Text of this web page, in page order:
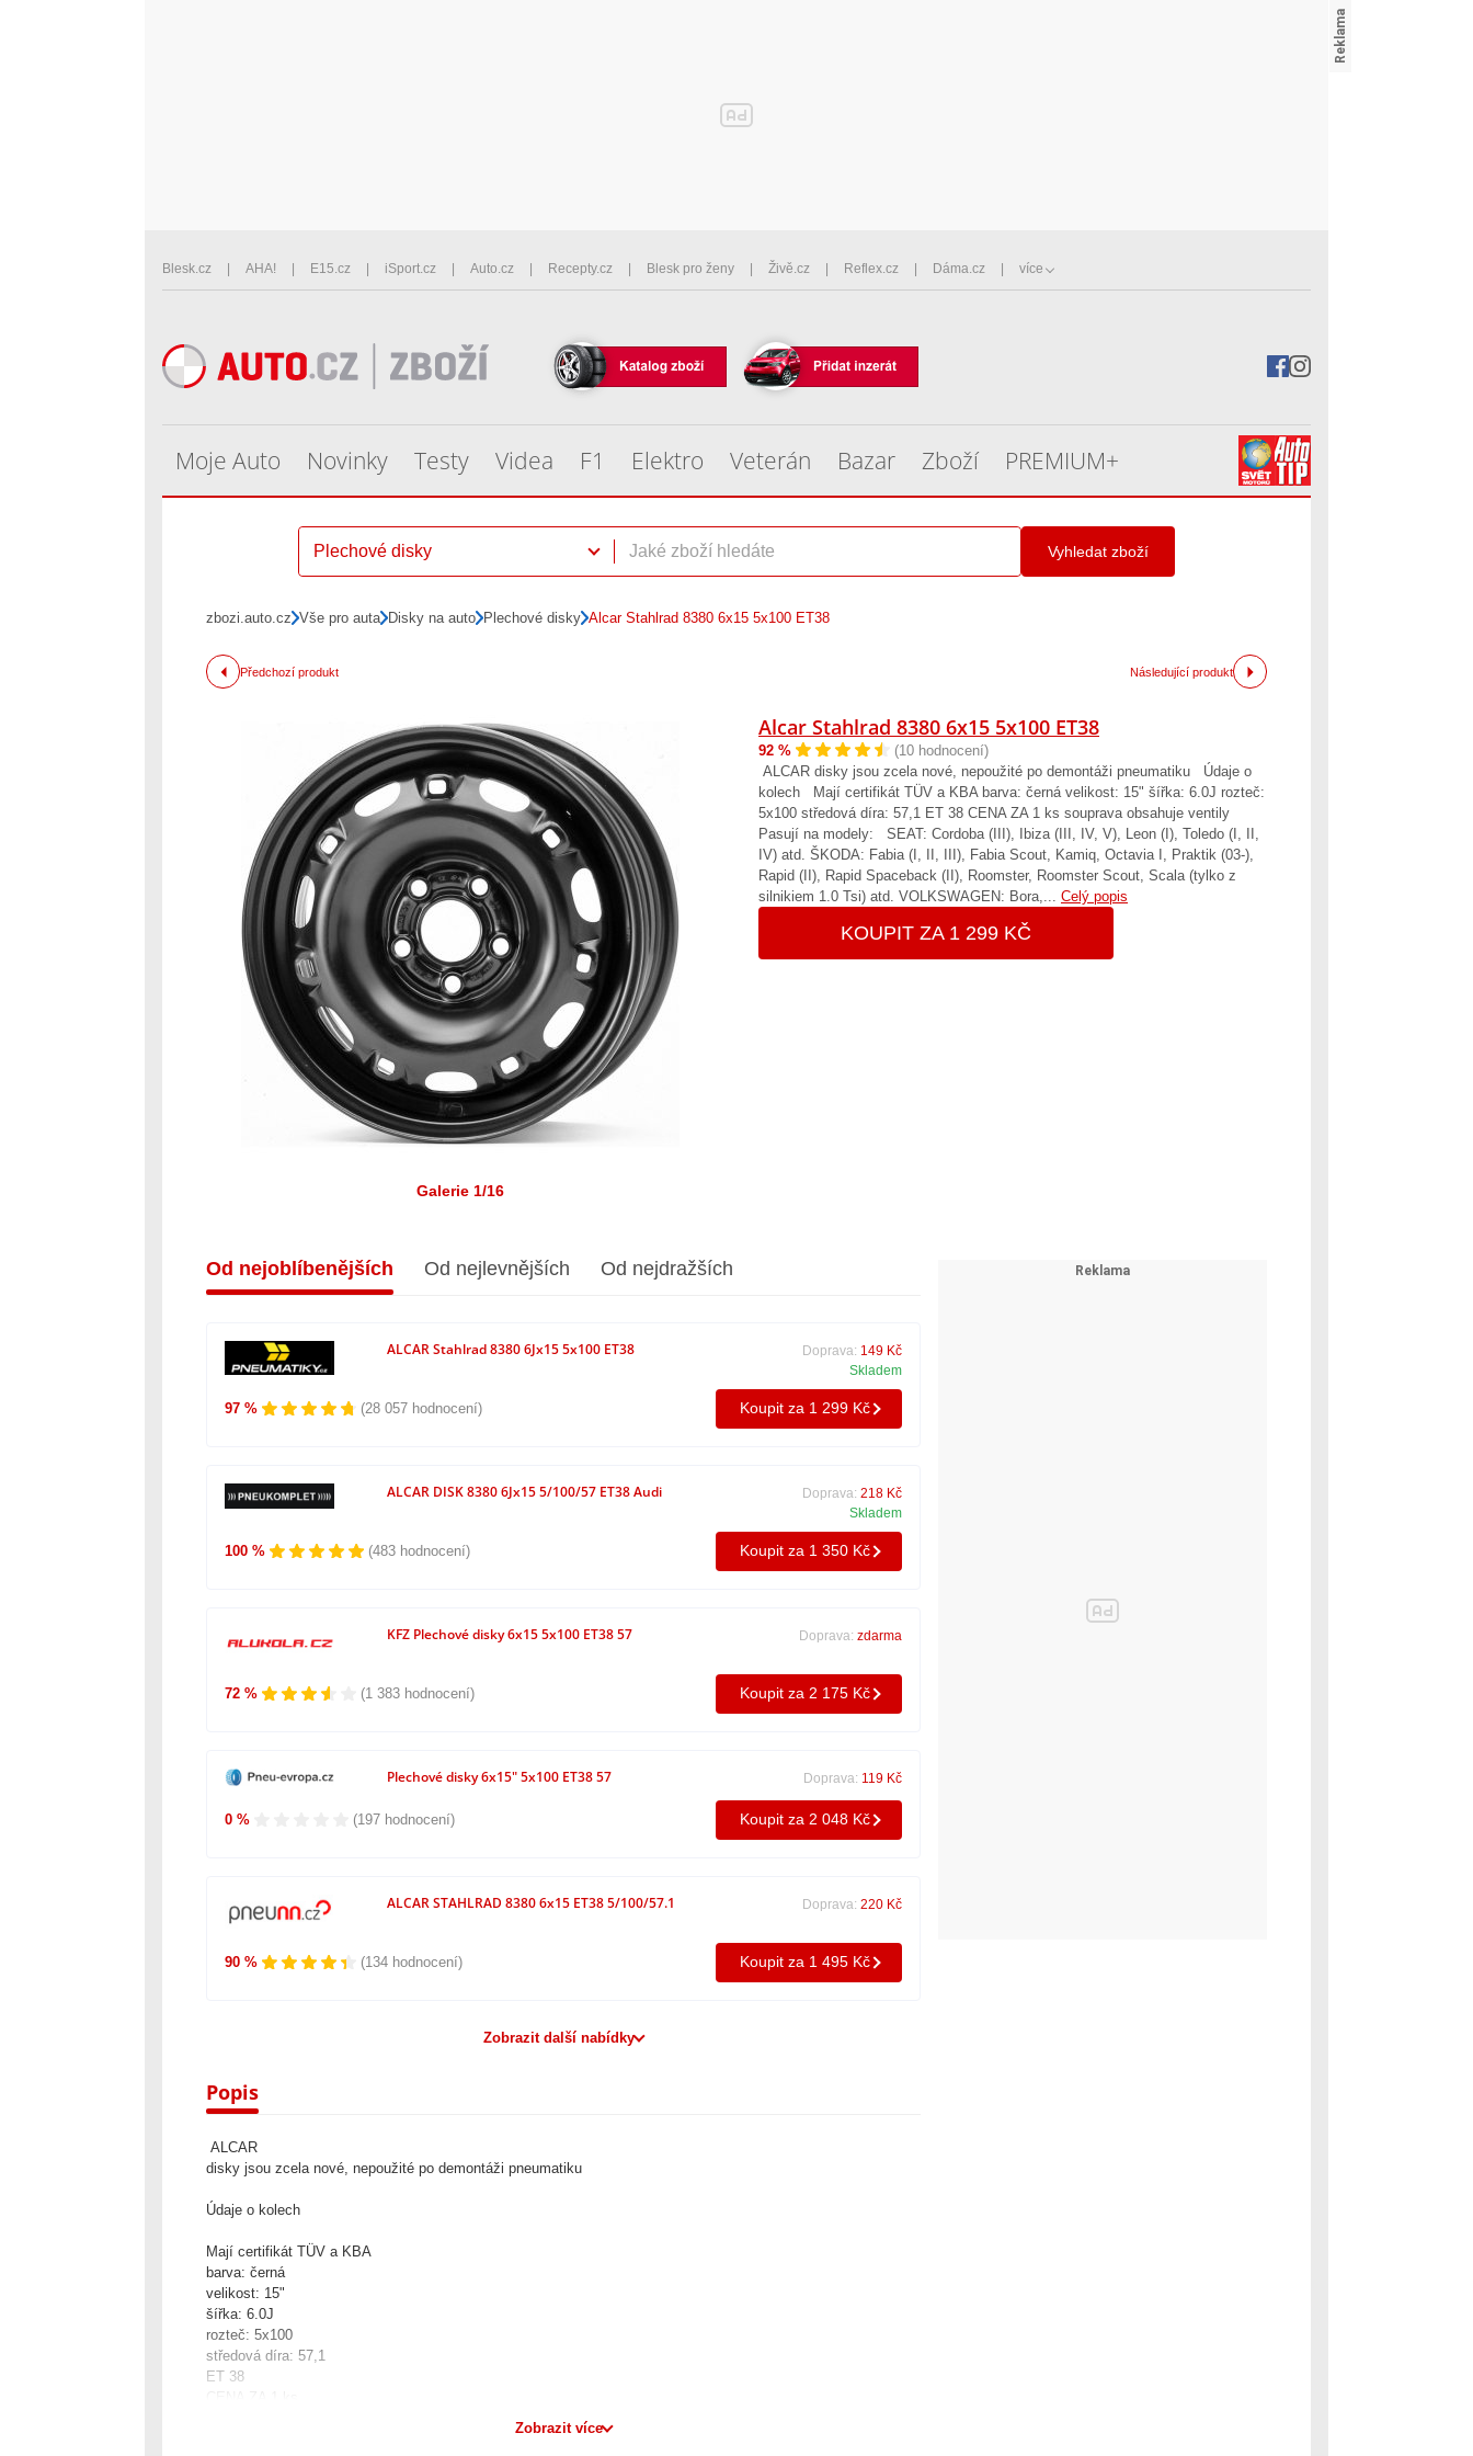
Blesk.cz AHA! E15.cz iSport.cz Auto.cz Recepty.cz Blesk pro ženy Živě.cz Reflex.cz Dáma.cz více
Moje Auto Novinky Testy Videa F1 Elektro Veterán Bazar Zboží PREMIUM+
Plechové disky Vyhledat zboží
zbozi.auto.cz Vše pro auta Disky na auto Plechové disky Alcar Stahlrad 8380 6x15 5x100 ET38
Předchozí produkt Následující produkt
Galerie 1/16
Alcar Stahlrad 8380 6x15 5x100 ET38
92 %
(10 hodnocení)
ALCAR disky jsou zcela nové, nepoužité po demontáži pneumatiku Údaje o
kolech Mají certifikát TÜV a KBA barva: černá velikost: 15" šířka: 6.0J rozteč:
5x100 středová díra: 57,1 ET 38 CENA ZA 1 ks souprava obsahuje ventily
Pasují na modely: SEAT: Cordoba (III), Ibiza (III, IV, V), Leon (I), Toledo (I, II,
IV) atd. ŠKODA: Fabia (I, II, III), Fabia Scout, Kamiq, Octavia I, Praktik (03-),
Rapid (II), Rapid Spaceback (II), Roomster, Roomster Scout, Scala (tylko z
silnikiem 1.0 Tsi) atd. VOLKSWAGEN: Bora,... Celý popis
KOUPIT ZA 1 299 KČ
Od nejoblíbenějších Od nejlevnějších Od nejdražších
97 % (28 057 hodnocení)
ALCAR Stahlrad 8380 6Jx15 5x100 ET38 Doprava: 149 Kč
Skladem
Koupit za 1 299 Kč
100 % (483 hodnocení)
ALCAR DISK 8380 6Jx15 5/100/57 ET38 Audi Doprava: 218 Kč
Skladem
Koupit za 1 350 Kč
72 % (1 383 hodnocení)
KFZ Plechové disky 6x15 5x100 ET38 57 Doprava: zdarma
Koupit za 2 175 Kč
0 % (197 hodnocení)
Plechové disky 6x15" 5x100 ET38 57 Doprava: 119 Kč
Koupit za 2 048 Kč
90 % (134 hodnocení)
ALCAR STAHLRAD 8380 6x15 ET38 5/100/57.1 Doprava: 220 Kč
Koupit za 1 495 Kč
Zobrazit další nabídky
Popis
ALCAR
disky jsou zcela nové, nepoužité po demontáži pneumatiku
Údaje o kolech
Mají certifikát TÜV a KBA
barva: černá
velikost: 15"
šířka: 6.0J
rozteč: 5x100
středová díra: 57,1
ET 38
Zobrazit více